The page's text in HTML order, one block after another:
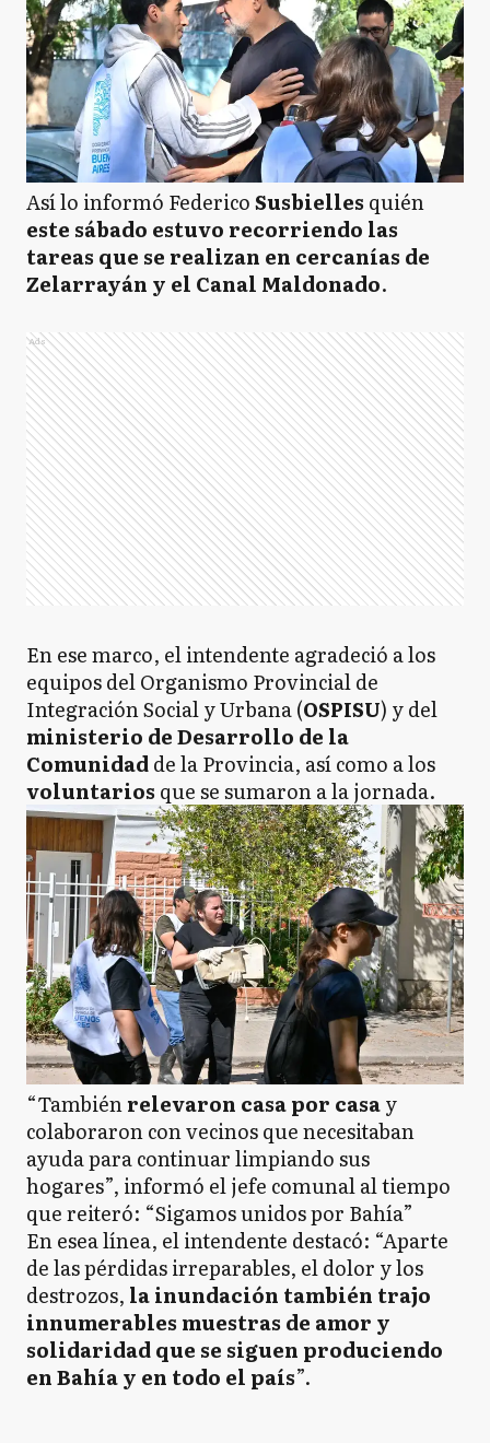
Así lo informó FedericoSusbielles quién
este sábado estuvo recorriendo las
tareas que se realizan en cercanías de
Zelarrayán y el Canal Maldonado.
Ads
En ese marco, el intendente agradeció a los
equipos del Organismo Provincial de
Integración Social y Urbana (OSPISU) y del
ministerio de Desarrollo de la
Comunidadde la Provincia, así como a los
voluntarios que se sumaron a la jornada.
“Tambiénrelevaron casa por casay
colaboraron con vecinos que necesitaban
ayuda para continuar limpiando sus
hogares”, informó el jefe comunal al tiempo
que reiteró: “Sigamos unidos por Bahía”
En esea línea, el intendente destacó: “Aparte
de las pérdidas irreparables, el dolor y los
destrozos, la inundación también trajo
innumerables muestras de amor y
solidaridad que se siguen produciendo
en Bahía y en todo el país”.